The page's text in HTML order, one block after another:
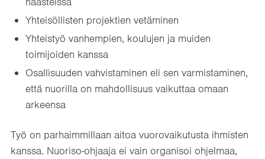
Yhteisöllisten projektien vetäminen
Yhteistyö vanhempien, koulujen ja muiden
toimijoiden kanssa
Osallisuuden vahvistaminen eli sen varmistaminen,
että nuorilla on mahdollisuus vaikuttaa omaan
arkeensa
Työ on parhaimmillaan aitoa vuorovaikutusta ihmisten
kanssa. Nuoriso-ohjaaja ei vain organisoi ohjelmaa,